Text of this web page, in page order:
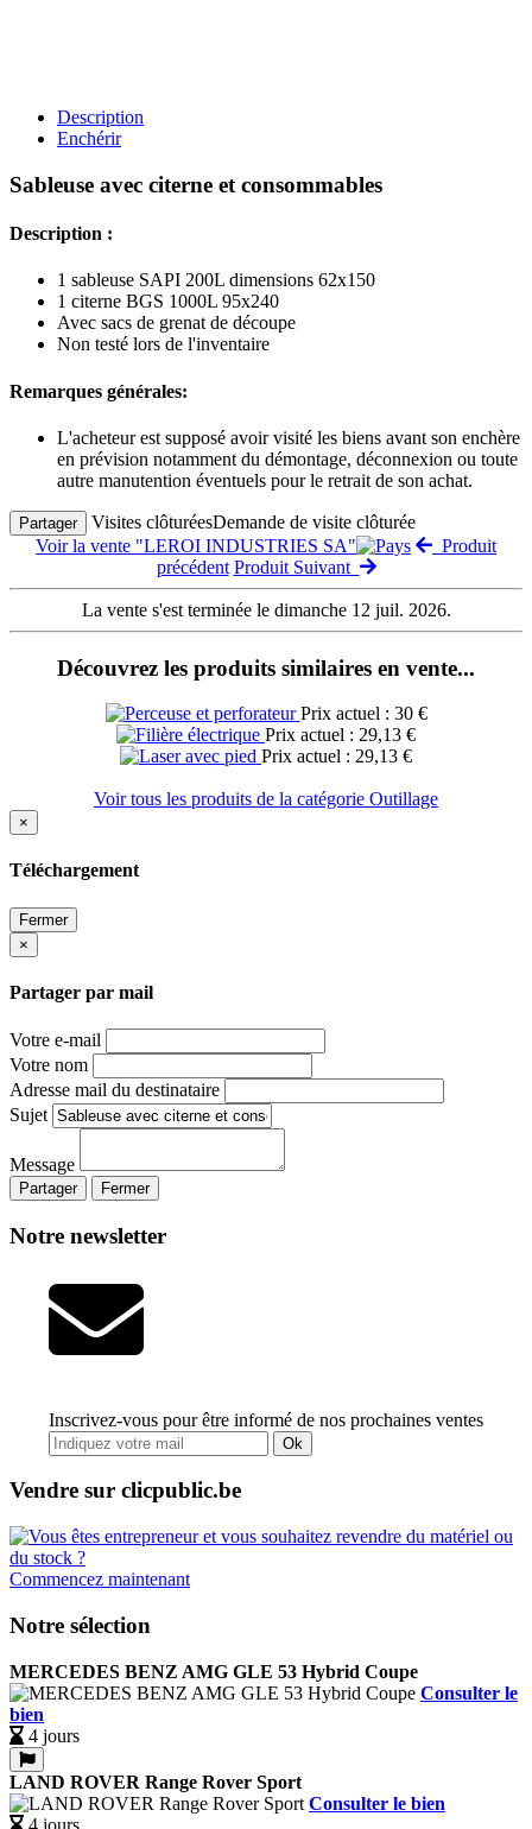
Description
Enchérir
Sableuse avec citerne et consommables
Description :
1 sableuse SAPI 200L dimensions 62x150
1 citerne BGS 1000L 95x240
Avec sacs de grenat de découpe
Non testé lors de l'inventaire
Remarques générales:
L'acheteur est supposé avoir visité les biens avant son enchère
en prévision notamment du démontage, déconnexion ou toute
autre manutention éventuels pour le retrait de son achat.
Partager Visites clôturéesDemande de visite clôturée
Voir la vente "LEROI INDUSTRIES SA"
Produit
précédent Produit Suivant
La vente s'est terminée le dimanche 12 juil. 2026.
Découvrez les produits similaires en vente...
Prix actuel : 30 €
Prix actuel : 29,13 €
Prix actuel : 29,13 €
Voir tous les produits de la catégorie Outillage
×
Téléchargement
Fermer
×
Partager par mail
Votre e-mail
Votre nom
Adresse mail du destinataire
Sujet
Message
Partager Fermer
Notre newsletter
Inscrivez-vous pour être informé de nos prochaines ventes
Ok
Vendre sur clicpublic.be
Commencez maintenant
Notre sélection
MERCEDES BENZ AMG GLE 53 Hybrid Coupe
Consulter le
bien
4 jours
LAND ROVER Range Rover Sport
Consulter le bien
4 jours